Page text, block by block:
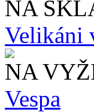
NA
Velikáni
NA
Vespa